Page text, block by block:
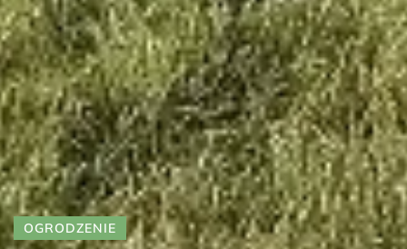
OGRODZENIE